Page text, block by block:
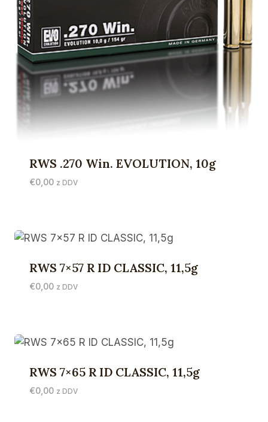
RWS .270 Win. EVOLUTION, 10g
€0,00 z DDV
RWS 7×57 R ID CLASSIC, 11,5g
€0,00 z DDV
RWS 7×65 R ID CLASSIC, 11,5g
€0,00 z DDV